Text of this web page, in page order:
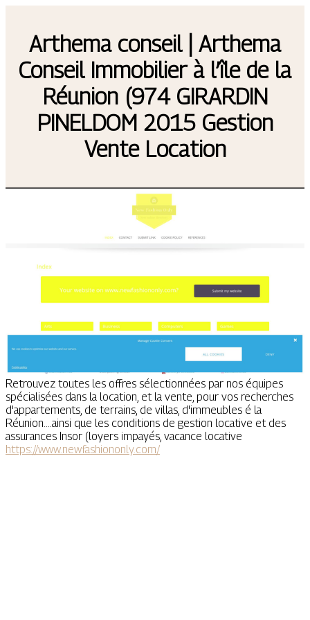
Arthema conseil | Arthema
Conseil Immobilier à l’île de la
Réunion (974 GIRARDIN
PINELDOM 2015 Gestion
Vente Location
Retrouvez toutes les offres sélectionnées par nos équipes
spécialisées dans la location, et la vente, pour vos recherches
d'appartements, de terrains, de villas, d'immeubles é la
Réunion....ainsi que les conditions de gestion locative et des
assurances Insor (loyers impayés, vacance locative
https://www.newfashiononly.com/